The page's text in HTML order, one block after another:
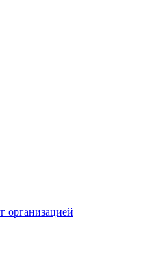
организацией